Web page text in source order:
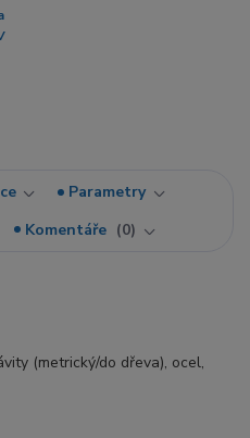
Parametry
Komentáře 0
(metrický/do dřeva), ocel,